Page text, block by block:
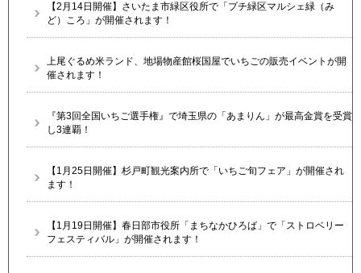
【2月14日開催】さいたま市緑区役所で「プチ緑区マルシェ緑（み
ど）ころ」が開催されます！
上尾ぐるめ米ランド、地場物産館桜国屋でいちごの販売イベントが開
催されます！
『第3回全国いちご選手権』で埼玉県の「あまりん」が最高金賞を受賞
し3連覇！
【1月25日開催】杉戸町観光案内所で「いちご旬フェア」が開催され
ます！
【1月19日開催】春日部市役所「まちなかひろば」で「ストロベリー
フェスティバル」が開催されます！